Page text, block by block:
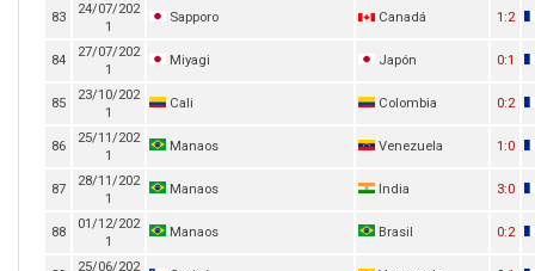
83
24/07/202
1
Sapporo Canadá 1:2
84
27/07/202
1
Miyagi Japón 0:1
85
23/10/202
1
Cali Colombia 0:2
86
25/11/202
1
Manaos Venezuela 1:0
87
28/11/202
1
Manaos India 3:0
88
01/12/202
1
Manaos Brasil 0:2
25/06/202